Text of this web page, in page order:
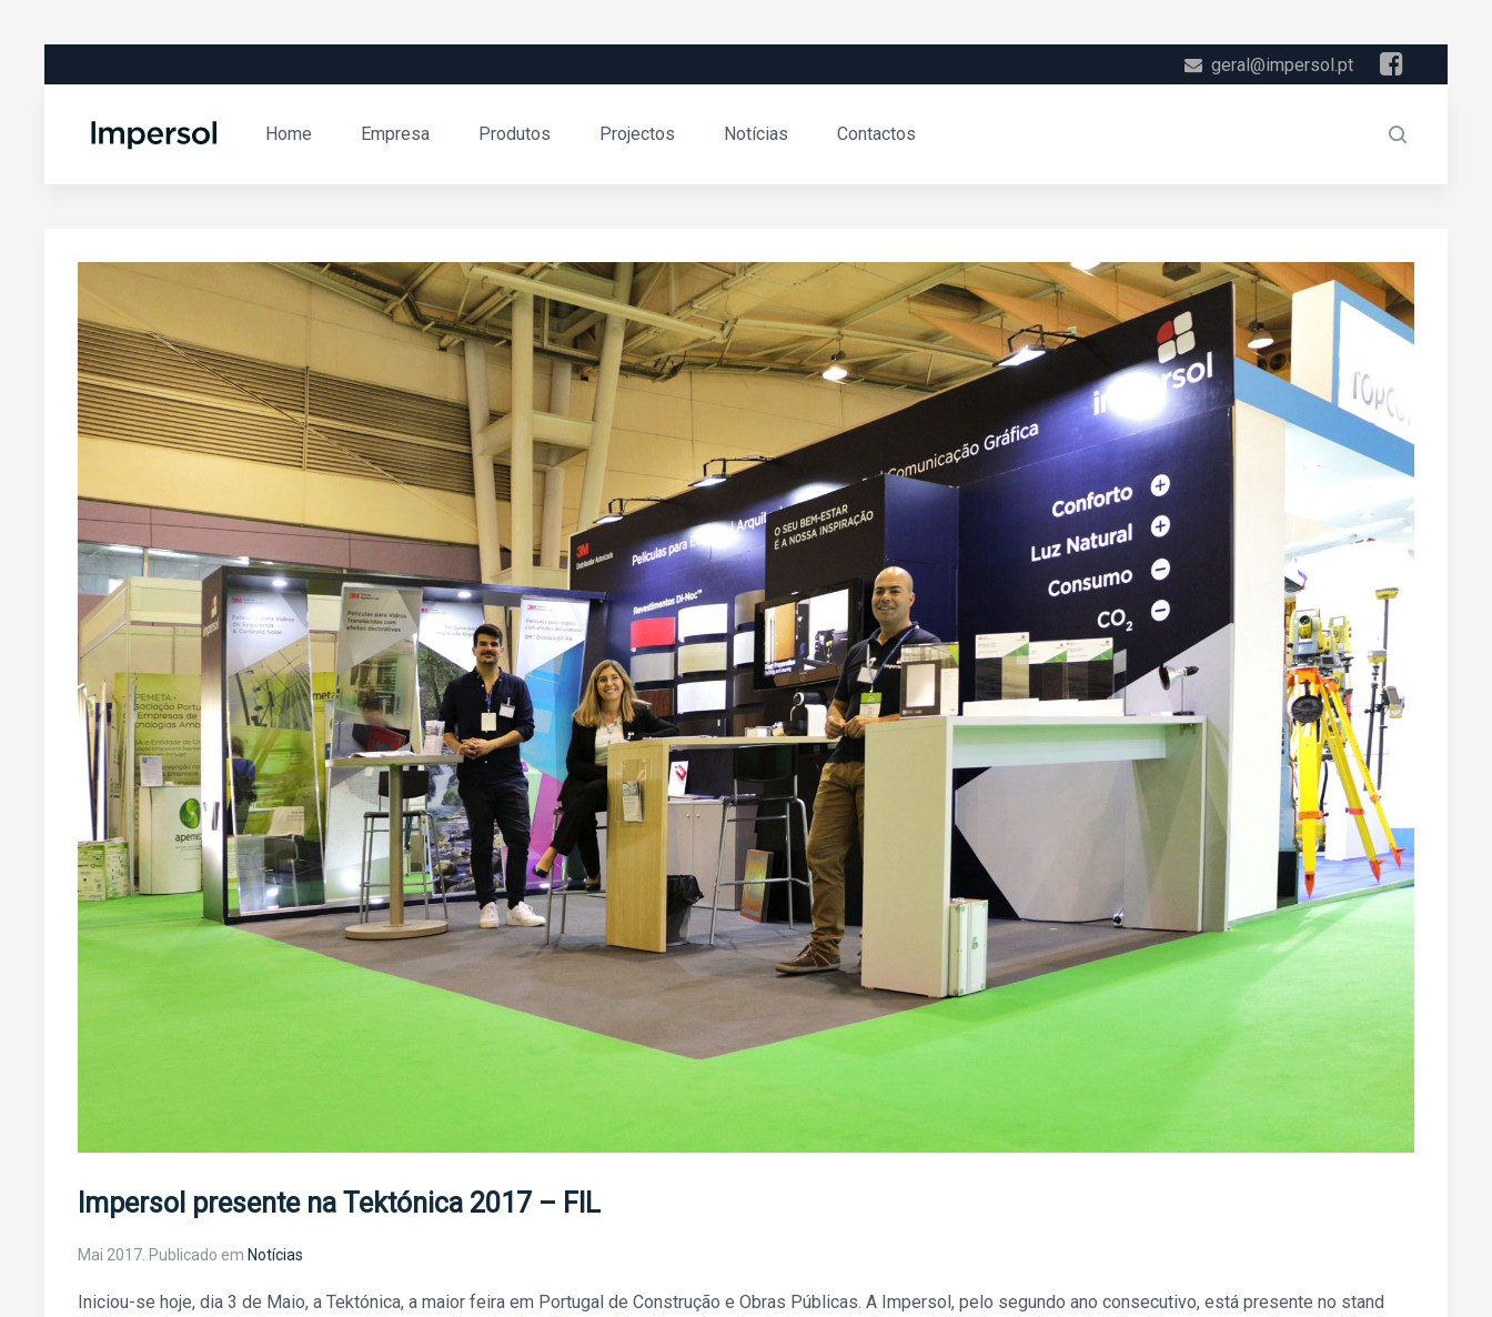
geral@impersol.pt
Home Empresa Produtos Projectos Notícias Contactos
Impersol presente na Tektónica 2017 – FIL
Mai 2017 . Publicado em Notícias
Iniciou-se hoje, dia 3 de Maio, a Tektónica, a maior feira em Portugal de Construção e Obras Públicas. A Impersol, pelo segundo ano consecutivo, está presente no stand